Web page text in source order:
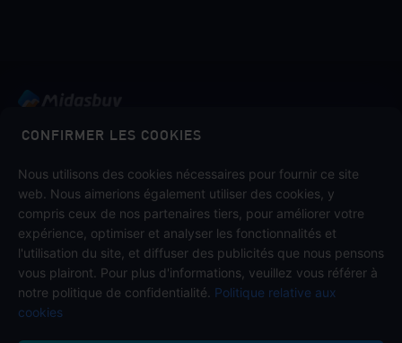
CONFIRMER LES COOKIES
Nous utilisons des cookies nécessaires pour fournir ce site
web. Nous aimerions également utiliser des cookies, y
compris ceux de nos partenaires tiers, pour améliorer votre
expérience, optimiser et analyser les fonctionnalités et
l'utilisation du site, et diffuser des publicités que nous pensons
vous plairont. Pour plus d'informations, veuillez vous référer à
notre politique de confidentialité. Politique relative aux
cookies
Midasbuy est la boutique officielle de recharge de Tencent.
Midasbuy.
Suivez-nous sur